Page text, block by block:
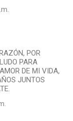
POR
PARA
DE MI VIDA,
JUNTOS